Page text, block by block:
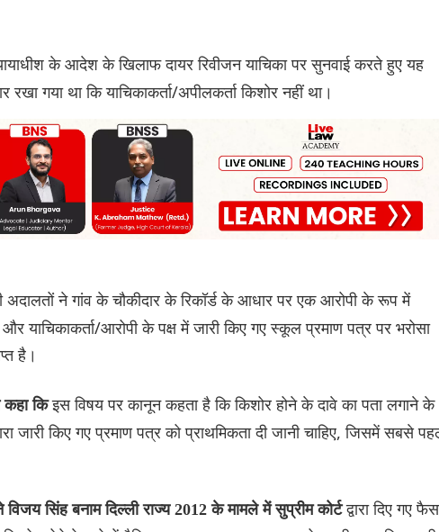
के आदेश के खिलाफ दायर रिवीजन याचिका पर सुनवाई करते हुए यह
गया था कि याचिकाकर्ता/अपीलकर्ता किशोर नहीं था।
अदालतों ने गांव के चौकीदार के रिकॉर्ड के आधार पर एक आरोपी के रूप में
याचिकाकर्ता/आरोपी के पक्ष में जारी किए गए स्कूल प्रमाण पत्र पर भरोसा
है।
किइस विषय पर कानून कहता है कि किशोर होने के दावे का पता लगाने के
जारी किए गए प्रमाण पत्र को प्राथमिकता दी जानी चाहिए, जिसमें सबसे
सिंह बनाम दिल्ली राज्य 2012 के मामले में सुप्रीम कोर्टद्वारा दिए गए